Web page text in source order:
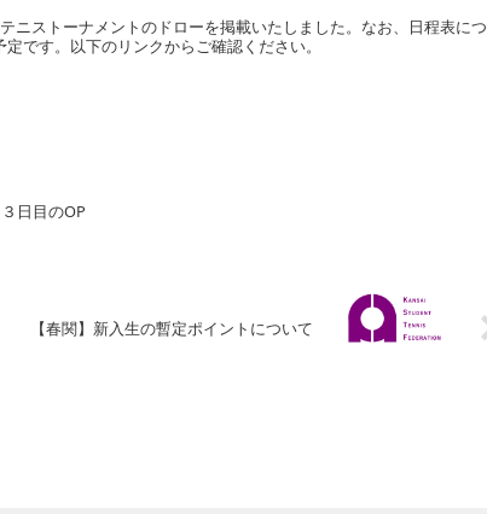
ニストーナメントのドローを掲載いたしました。なお、日程表につ
です。以下のリンクからご確認ください。
日目のOP
【春関】新入生の暫定ポイントについて